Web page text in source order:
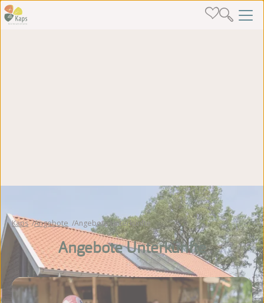
Kaps Angebote Angebote Unterkünfte
Angebote Unterkünfte